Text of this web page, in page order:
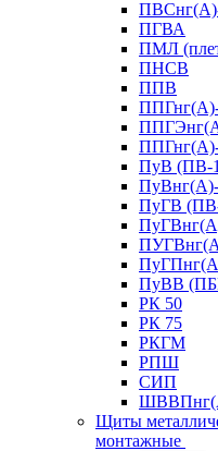
ПГВА
ПМЛ
ПНСВ
ППВ
ПуВ (ПВ-
ПуГВ
ПуВВ
РК 50
РК 75
РКГМ
РПШ
СИП
Щиты
монтажные